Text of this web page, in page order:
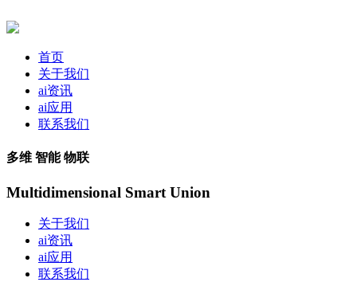
首页
关于我们
ai资讯
ai应用
联系我们
多维 智能 物联
Multidimensional Smart Union
关于我们
ai资讯
ai应用
联系我们